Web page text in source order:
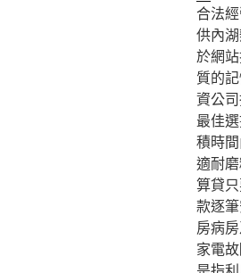
合法
供內
於網
質的
資公
最佳
積時
適耐
算貸
款逐
房病
家電